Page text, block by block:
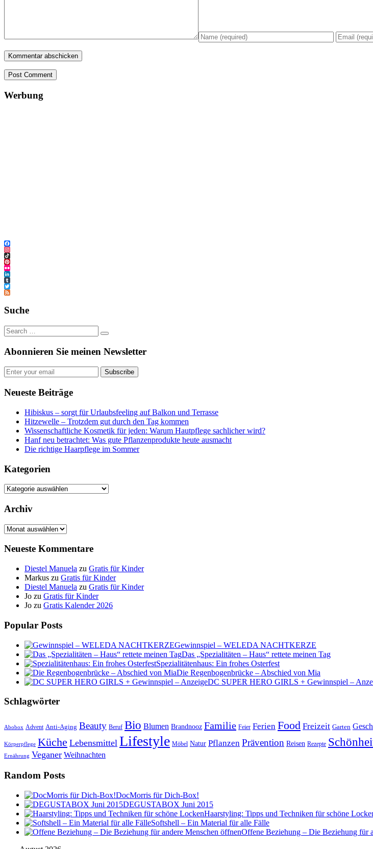
Post Comment
Werbung
Facebook
Instagram
TikTok
Pinterest
Flickr
LinkedIn
Tumblr
Twitter
Feed
Suche
Abonnieren Sie meinen Newsletter
Subscribe
Neueste Beiträge
Hibiskus – sorgt für Urlaubsfeeling auf Balkon und Terrasse
Hitzewelle – Trotzdem gut durch den Tag kommen
Wissenschaftliche Kosmetik für jeden: Warum Hautpflege sachlicher wird?
Hanf neu betrachtet: Was gute Pflanzenprodukte heute ausmacht
Die richtige Haarpflege im Sommer
Kategorien
Kategorien
Archiv
Archiv
Neueste Kommentare
Diestel Manuela zu Gratis für Kinder
Markus zu Gratis für Kinder
Diestel Manuela zu Gratis für Kinder
Jo zu Gratis für Kinder
Jo zu Gratis Kalender 2026
Popular Posts
Gewinnspiel – WELEDA NACHTKERZE
Das „Spezialitäten – Haus“ rettete meinen Tag
Spezialitätenhaus: Ein frohes Osterfest
Die Regenbogenbrücke – Abschied von Mia
DC SUPER HERO GIRLS + Gewinnspiel –
Schlagwörter
Abobox Advent Anti-Aging Beauty Beruf Bio Blumen Brandnooz Familie Feier Ferien Food Freizeit Garten
Körperpflege Küche Lebensmittel Lifestyle Möbel Natur Pflanzen Prävention Reisen Rezepte
Ernährung Veganer Weihnachten
Random Posts
DocMorris für Dich-Box!
DEGUSTABOX Juni 2015
Haarstyling: Tipps und Techniken für schöne
Softshell – Ein Material für alle Fälle
Offene Beziehung – Die Beziehung für